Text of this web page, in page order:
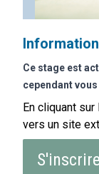
Ce stage est
cependant
En cliquant
vers un site
S'inscrire